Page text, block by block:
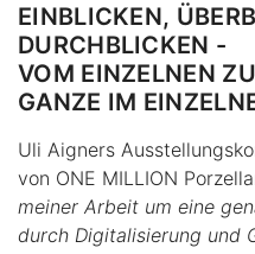
EINBLICKEN,
DURCHBLICKEN -
VOM EINZELNEN
GANZE IM
Uli Aigners
von ONE MILLION
meiner Arbeit um eine
durch Digitalisierung und